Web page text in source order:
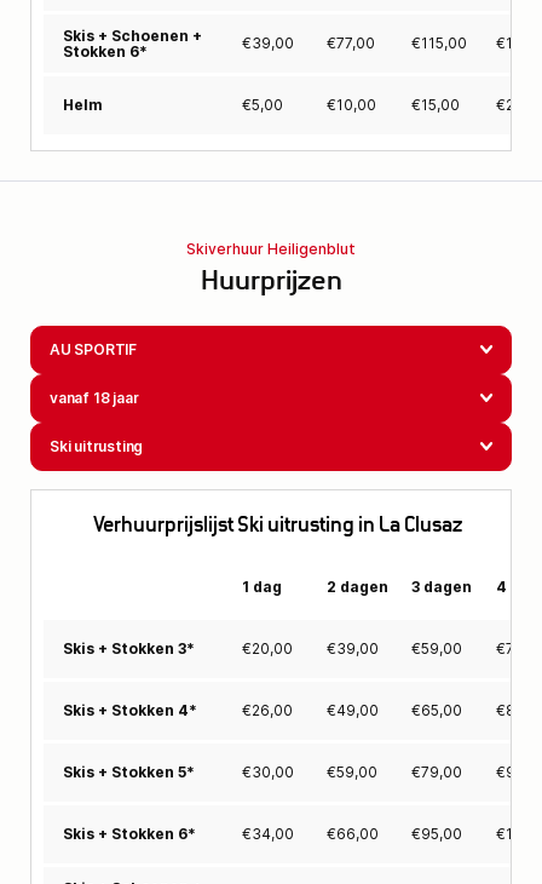
Skis + Schoenen +
Stokken 6*
€39,00 €77,00 €115,00 €
Helm €5,00 €10,00 €15,00 €
Skiverhuur Heiligenblut
Huurprijzen
AU SPORTIF
vanaf 18 jaar
Ski uitrusting
Verhuurprijslijst Ski uitrusting in La Clusaz
1 dag 2 dagen 3 dagen 4
Skis + Stokken 3* €20,00 €39,00 €59,00 €
Skis + Stokken 4* €26,00 €49,00 €65,00 €
Skis + Stokken 5* €30,00 €59,00 €79,00 €
Skis + Stokken 6* €34,00 €66,00 €95,00 €